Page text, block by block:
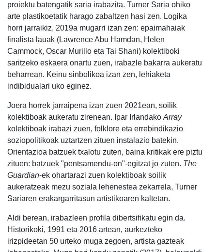
proiektu batengatik saria irabazita. Turner Saria ohiko
arte plastikoetatik harago zabaltzen hasi zen. Logika
horri jarraikiz, 2019a mugarri izan zen: epaimahaiak
finalista lauak (Lawrence Abu Hamdan, Helen
Cammock, Oscar Murillo eta Tai Shani) kolektiboki
saritzeko eskaera onartu zuen, irabazle bakarra aukeratu
beharrean. Keinu sinbolikoa izan zen, lehiaketa
indibidualari uko eginez.
Joera horrek jarraipena izan zuen 2021ean, soilik
kolektiboak aukeratu zirenean. Ipar Irlandako Array
kolektiboak irabazi zuen, folklore eta errebindikazio
soziopolitikoak uztartzen zituen instalazio batekin.
Orientazioa batzuek txalotu zuten, baina kritikak ere piztu
zituen: batzuek "pentsamendu-on"-egitzat jo zuten. The
Guardian-ek ohartarazi zuen kolektiboak soilik
aukeratzeak mezu soziala lehenestea zekarrela, Turner
Sariaren erakargarritasun artistikoaren kaltetan.
Aldi berean, irabazleen profila dibertsifikatu egin da.
Historikoki, 1991 eta 2016 artean, aurkezteko
irizpideetan 50 urteko muga zegoen, artista gazteak